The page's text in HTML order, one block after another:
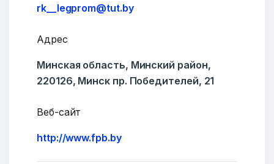
Email:pr@basw-ngo.by
Тел./Факс:+375 (17) 235-04-48
rk__legprom@tut.by
Адрес
Минская область, Минский район,
220126, Минск пр. Победителей, 21
Веб-сайт
http://www.fpb.by